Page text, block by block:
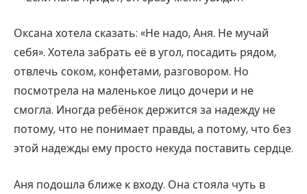
Оксана хотела сказать: «Не надо, Аня. Не мучай
себя». Хотела забрать её в угол, посадить рядом,
отвлечь соком, конфетами, разговором. Но
посмотрела на маленькое лицо дочери и не
смогла. Иногда ребёнок держится за надежду не
потому, что не понимает правды, а потому, что без
этой надежды ему просто некуда поставить сердце.
Аня подошла ближе к входу. Она стояла чуть в